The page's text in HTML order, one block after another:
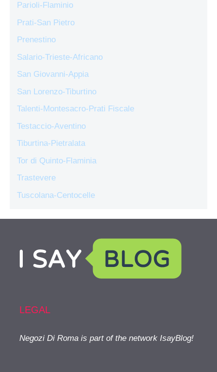
Parioli-Flaminio
Prati-San Pietro
Prenestino
Salario-Trieste-Africano
San Giovanni-Appia
San Lorenzo-Tiburtino
Talenti-Montesacro-Prati Fiscale
Testaccio-Aventino
Tiburtina-Pietralata
Tor di Quinto-Flaminia
Trastevere
Tuscolana-Centocelle
LEGAL
Negozi Di Roma is part of the network IsayBlog!